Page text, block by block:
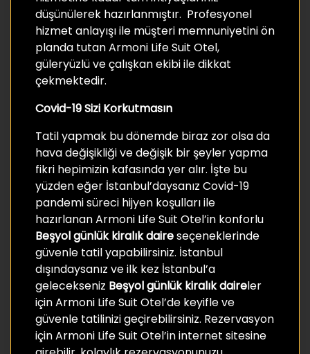
düşünülerek hazırlanmıştır. Profesyonel
hizmet anlayışı ile müşteri memnuniyetini ön
planda tutan Armoni Life Suit Otel,
güleryüzlü ve çalışkan ekibi ile dikkat
çekmektedir.
Covid-19 Sizi Korkutmasın
Tatil yapmak bu dönemde biraz zor olsa da
hava değişikliği ve değişik bir şeyler yapma
fikri hepimizin kafasında yer alır. İşte bu
yüzden eğer İstanbul’daysanız Covid-19
pandemi süreci hijyen koşulları ile
hazırlanan Armoni Life Suit Otel’in konforlu
Beşyol günlük kiralık daireseçeneklerinde
güvenle tatil yapabilirsiniz. İstanbul
dışındaysanız ve ilk kez İstanbul’a
gelecekseniz Beşyol günlük kiralık daireler
için Armoni Life Suit Otel’de keyifle ve
güvenle tatilinizi geçirebilirsiniz. Rezervasyon
için Armoni Life Suit Otel’in internet sitesine